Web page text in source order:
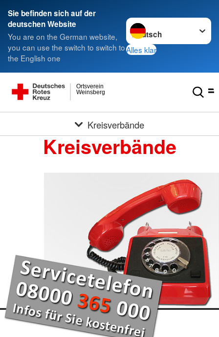
Sie befinden sich auf der
deutschen Website
You are on the German website,
you can use the switch to switch to
the English one
Sprache wechseln zu
Alles klar
Weinsberg
Ortsverein
Kreisverbände
Kreisverbände